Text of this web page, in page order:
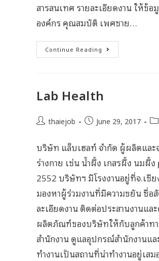
สารสนเทศ รายละเอียดงาน ให้
องค์กร คุณสมบัติ เพศชาย…
Continue Reading
Lab Health
thaiejob June 29, 2017
บริษัท แล็บเฮลท์ จำกัด ผู้ผลิตแล
ร่างกาย เช่น น้ำผึ้ง เกสรผึ้ง นม
2552 บริษัทฯ มีโรงงานอยู่ที่จ.เชี
มองหาผู้ร่วมงานที่มีความขยัน ซื่อ
ละเอียดงาน ติดต่อประสานงานแ
ผลิตภัณฑ์ของบริษัทให้กับลูกค้าทา
สำนักงาน ดูแลอุปกรณ์สำนักงานแ
ทำงานเป็นสถานที่น่าทำงานอยู่เส